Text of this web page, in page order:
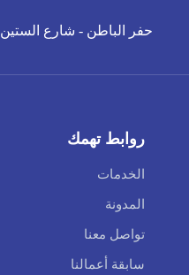
حفر الباطن - شارع الستين
روابط تهمك
الخدمات
المدونة
تواصل معنا
سابقة أعمالنا